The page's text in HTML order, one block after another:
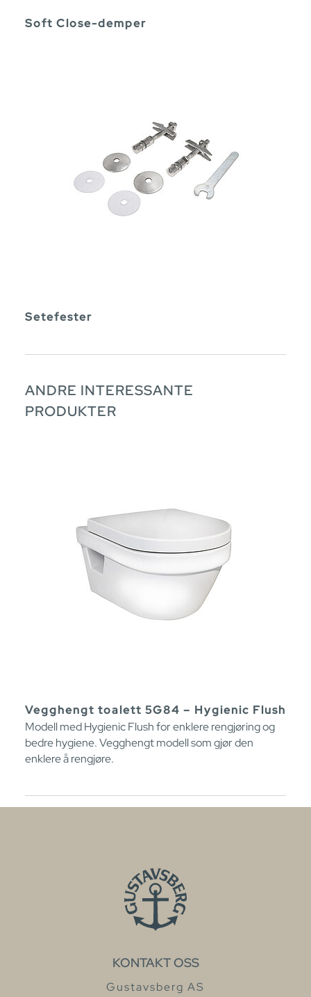
Soft Close-demper
Setefester
ANDRE INTERESSANTE
PRODUKTER
Vegghengt toalett 5G84 – Hygienic Flush
Modell med Hygienic Flush for enklere rengjøring og
bedre hygiene. Vegghengt modell som gjør den
enklere å rengjøre.
KONTAKT OSS
Gustavsberg AS